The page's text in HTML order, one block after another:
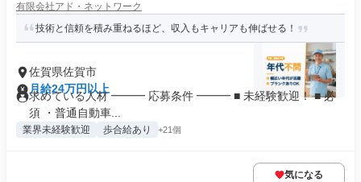
有限会社アド・ネットワーク
技術と信頼を積み重ねるほど、収入もキャリアも伸ばせる！
佐賀県佐賀市
月給24万円以上
求めている人材 ━━━ 応募条件 ━━━ ■ 未経験歓迎！ ■ 必
須 ・普通自動車...
業界未経験歓迎 歩合給あり +21個
気になる